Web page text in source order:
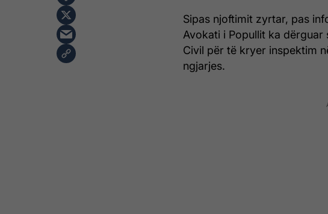
Sipas njoftimit zyrtar, pas
Avokati i Popullit ka
Civil për të kryer inspektim
ngjarjes.